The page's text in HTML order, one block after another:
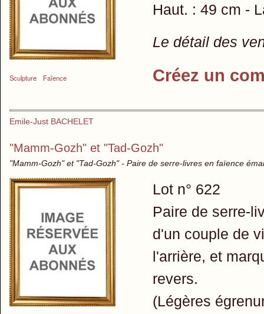
Sculpture Faïence
Haut. : 49 cm -
Le détail des
Créez un
Emile-Just BACHELET
"Mamm-Gozh" et "Tad-Gozh"
"Mamm-Gozh" et "Tad-Gozh" - Paire de serre-livres en faïence
Lot n° 622
Paire de serre-
d'un couple de
l'arrière, et
revers.
(Légères